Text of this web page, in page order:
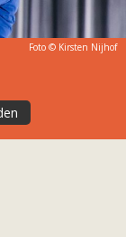
Foto © Kirsten Nijhof